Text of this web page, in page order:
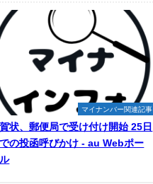
マイナンバー関連記事
状、郵便局で受け付け開始 25日
の投函呼びかけ - au Webポー